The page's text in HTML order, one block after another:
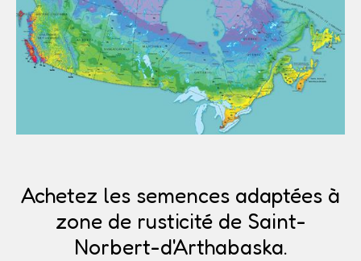
Achetez les semences adaptées à
zone de rusticité de Saint-
Norbert-d'Arthabaska.